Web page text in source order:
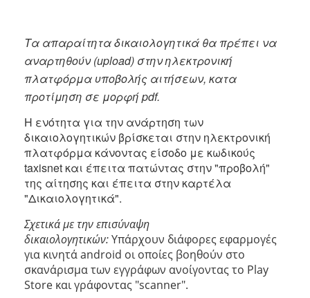
ΔΗΜΟΤΗΣ
ΕΠΙΣΚΕΠΤΗΣ
ΗΡΑΚΛΕΙΟ
Τα απαραίτητα δικαιολογητικά θα πρέπει να
αναρτηθούν (upload) στην ηλεκτρονική
πλατφόρμα υποβολής αιτήσεων, κατα
προτίμηση σε μορφή pdf.
Η ενότητα για την ανάρτηση των
δικαιολογητικών βρίσκεται στην ηλεκτρονική
πλατφόρμα κάνοντας είσοδο με κωδικούς
taxisnet και έπειτα πατώντας στην "προβολή"
της αίτησης και έπειτα στην καρτέλα
"Δικαιολογητικά".
Σχετικά με την επισύναψη
δικαιολογητικών:Υπάρχουν διάφορες εφαρμογές
για κινητά android οι οποίες βοηθούν στο
σκανάρισμα των εγγράφων ανοίγοντας το Play
Store και γράφοντας "scanner".